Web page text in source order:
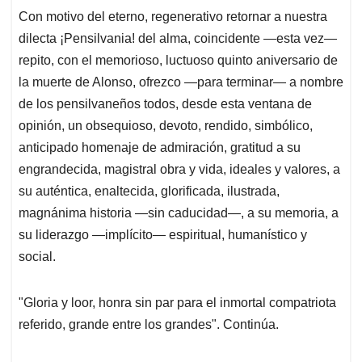
Con motivo del eterno, regenerativo retornar a nuestra
dilecta ¡Pensilvania! del alma, coincidente —esta vez—
repito, con el memorioso, luctuoso quinto aniversario de
la muerte de Alonso, ofrezco —para terminar— a nombre
de los pensilvaneños todos, desde esta ventana de
opinión, un obsequioso, devoto, rendido, simbólico,
anticipado homenaje de admiración, gratitud a su
engrandecida, magistral obra y vida, ideales y valores, a
su auténtica, enaltecida, glorificada, ilustrada,
magnánima historia —sin caducidad—, a su memoria, a
su liderazgo —implícito— espiritual, humanístico y
social.
"Gloria y loor, honra sin par para el inmortal compatriota
referido, grande entre los grandes". Continúa.